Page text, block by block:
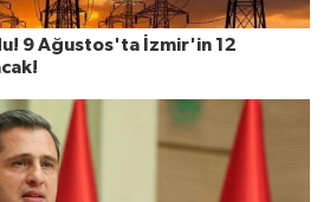
9 Ağustos'ta İzmir'in 12